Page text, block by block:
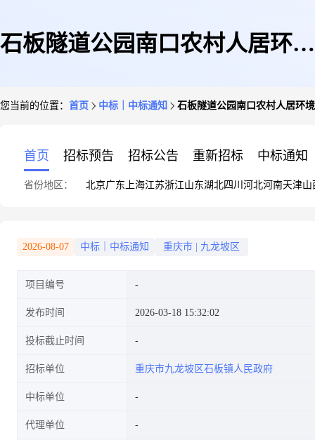
石板隧道公园南口农村人居环境
您当前的位置： 首页 中标｜中标通知 石板隧道公园南口农村人居环
首页 招标预告 招标公告 重新招标 中标通知
省份地区： 北京广东 上海江苏浙江山东湖北四川 河北河南天津山
2026-08-07 中标｜中标通知 重庆市 九龙坡区
项目编号
发布时间 2026-03-18 15:32:02
投标截止时间
招标单位 重庆市九龙坡区石板镇人民政府
中标单位
代理单位